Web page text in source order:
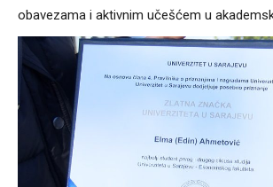
obavezama i aktivnim učešćem u